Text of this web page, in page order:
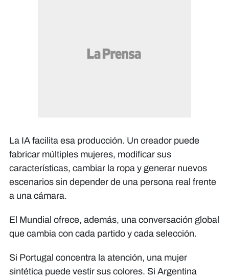
La IA facilita esa producción. Un creador puede
fabricar múltiples mujeres, modificar sus
características, cambiar la ropa y generar nuevos
escenarios sin depender de una persona real frente
a una cámara.
El Mundial ofrece, además, una conversación global
que cambia con cada partido y cada selección.
Si Portugal concentra la atención, una mujer
sintética puede vestir sus colores. Si Argentina